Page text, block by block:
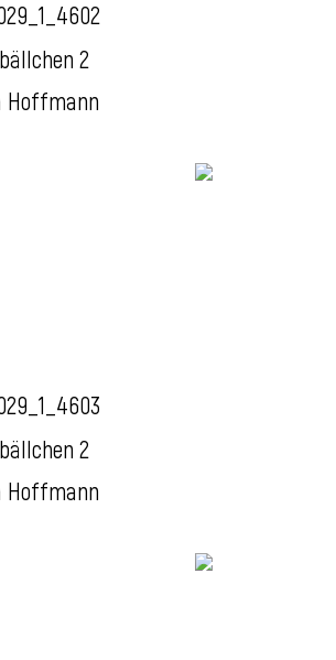
2
Hoffmann
2
Hoffmann